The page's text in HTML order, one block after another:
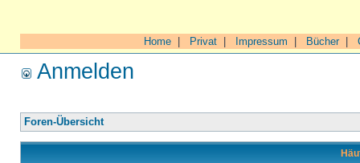
Home Privat Impressum Bücher|
Anmelden
Foren-Übersicht